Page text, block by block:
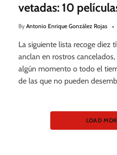
vetadas: 10
By Antonio Enrique González Rojas
La siguiente lista recoge diez
anclan en rostros
algún momento o todo el
de las que no pueden
LOAD